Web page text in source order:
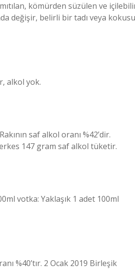
kömürden süzülen ve
değişir, belirli bir tadı veya kokusu
alkol yok.
saf alkol oranı %42’dir.
147 gram saf alkol tüketir.
votka: Yaklaşık 1 adet 100ml
%40’tır. 2 Ocak 2019 Birleşik